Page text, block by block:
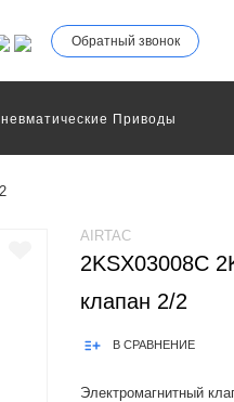
Обратный звонок
Приводы
Управления
AIRTAC
2KSX03008C
клапан 2/2
В СРАВНЕНИЕ
Электромагнитный